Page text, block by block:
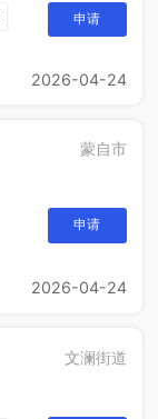
申请
2026-04-24
蒙自市
申请
2026-04-24
文澜街道